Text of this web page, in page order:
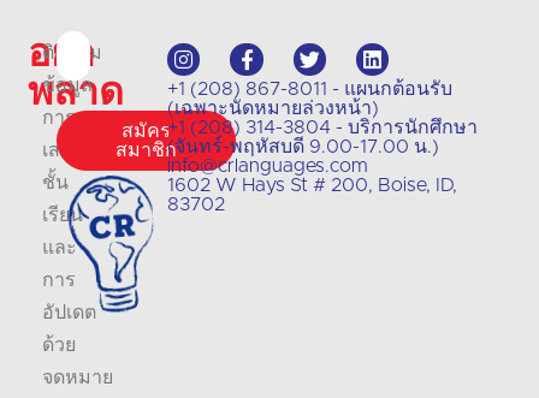
อย่า
พลาด
ติดตาม
ข้อมูล
การ
เสนอ
ชั้น
เรียน
และ
การ
อัปเดต
ด้วย
จดหมาย
สมัคร
สมาชิก
+1 (208) 867-8011 - แผนกต้อนรับ
(เฉพาะนัดหมายล่วงหน้า)
+1 (208) 314-3804 - บริการนักศึกษา
(จันทร์-พฤหัสบดี 9.00-17.00 น.)
info@crlanguages.com
1602 W Hays St # 200, Boise, ID,
83702